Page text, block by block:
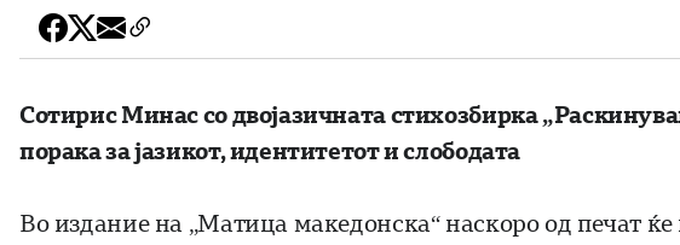
Сотирис Минас со двојазичната стихозбирка
порака за јазикот, идентитетот и слободата
Во издание на „Матица македонска“ наскоро од печат